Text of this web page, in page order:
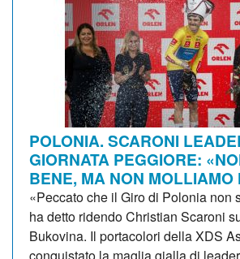
POLONIA. SCARONI
GIORNATA PEGGIORE:
BENE, MA NON MOLLIAMO
«Peccato che il Giro di Polonia
ha detto ridendo Christian Scaroni
Bukovina. Il portacolori della XDS
conquistato la maglia gialla di